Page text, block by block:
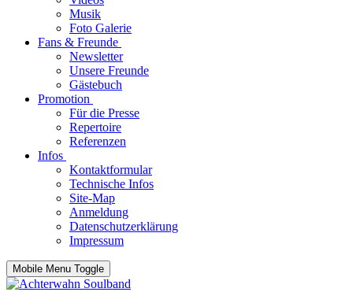
Musik
Foto Galerie
Fans & Freunde
Newsletter
Unsere Freunde
Gästebuch
Promotion
Für die Presse
Repertoire
Referenzen
Infos
Kontaktformular
Technische Infos
Site-Map
Anmeldung
Datenschutzerklärung
Impressum
Mobile Menu Toggle